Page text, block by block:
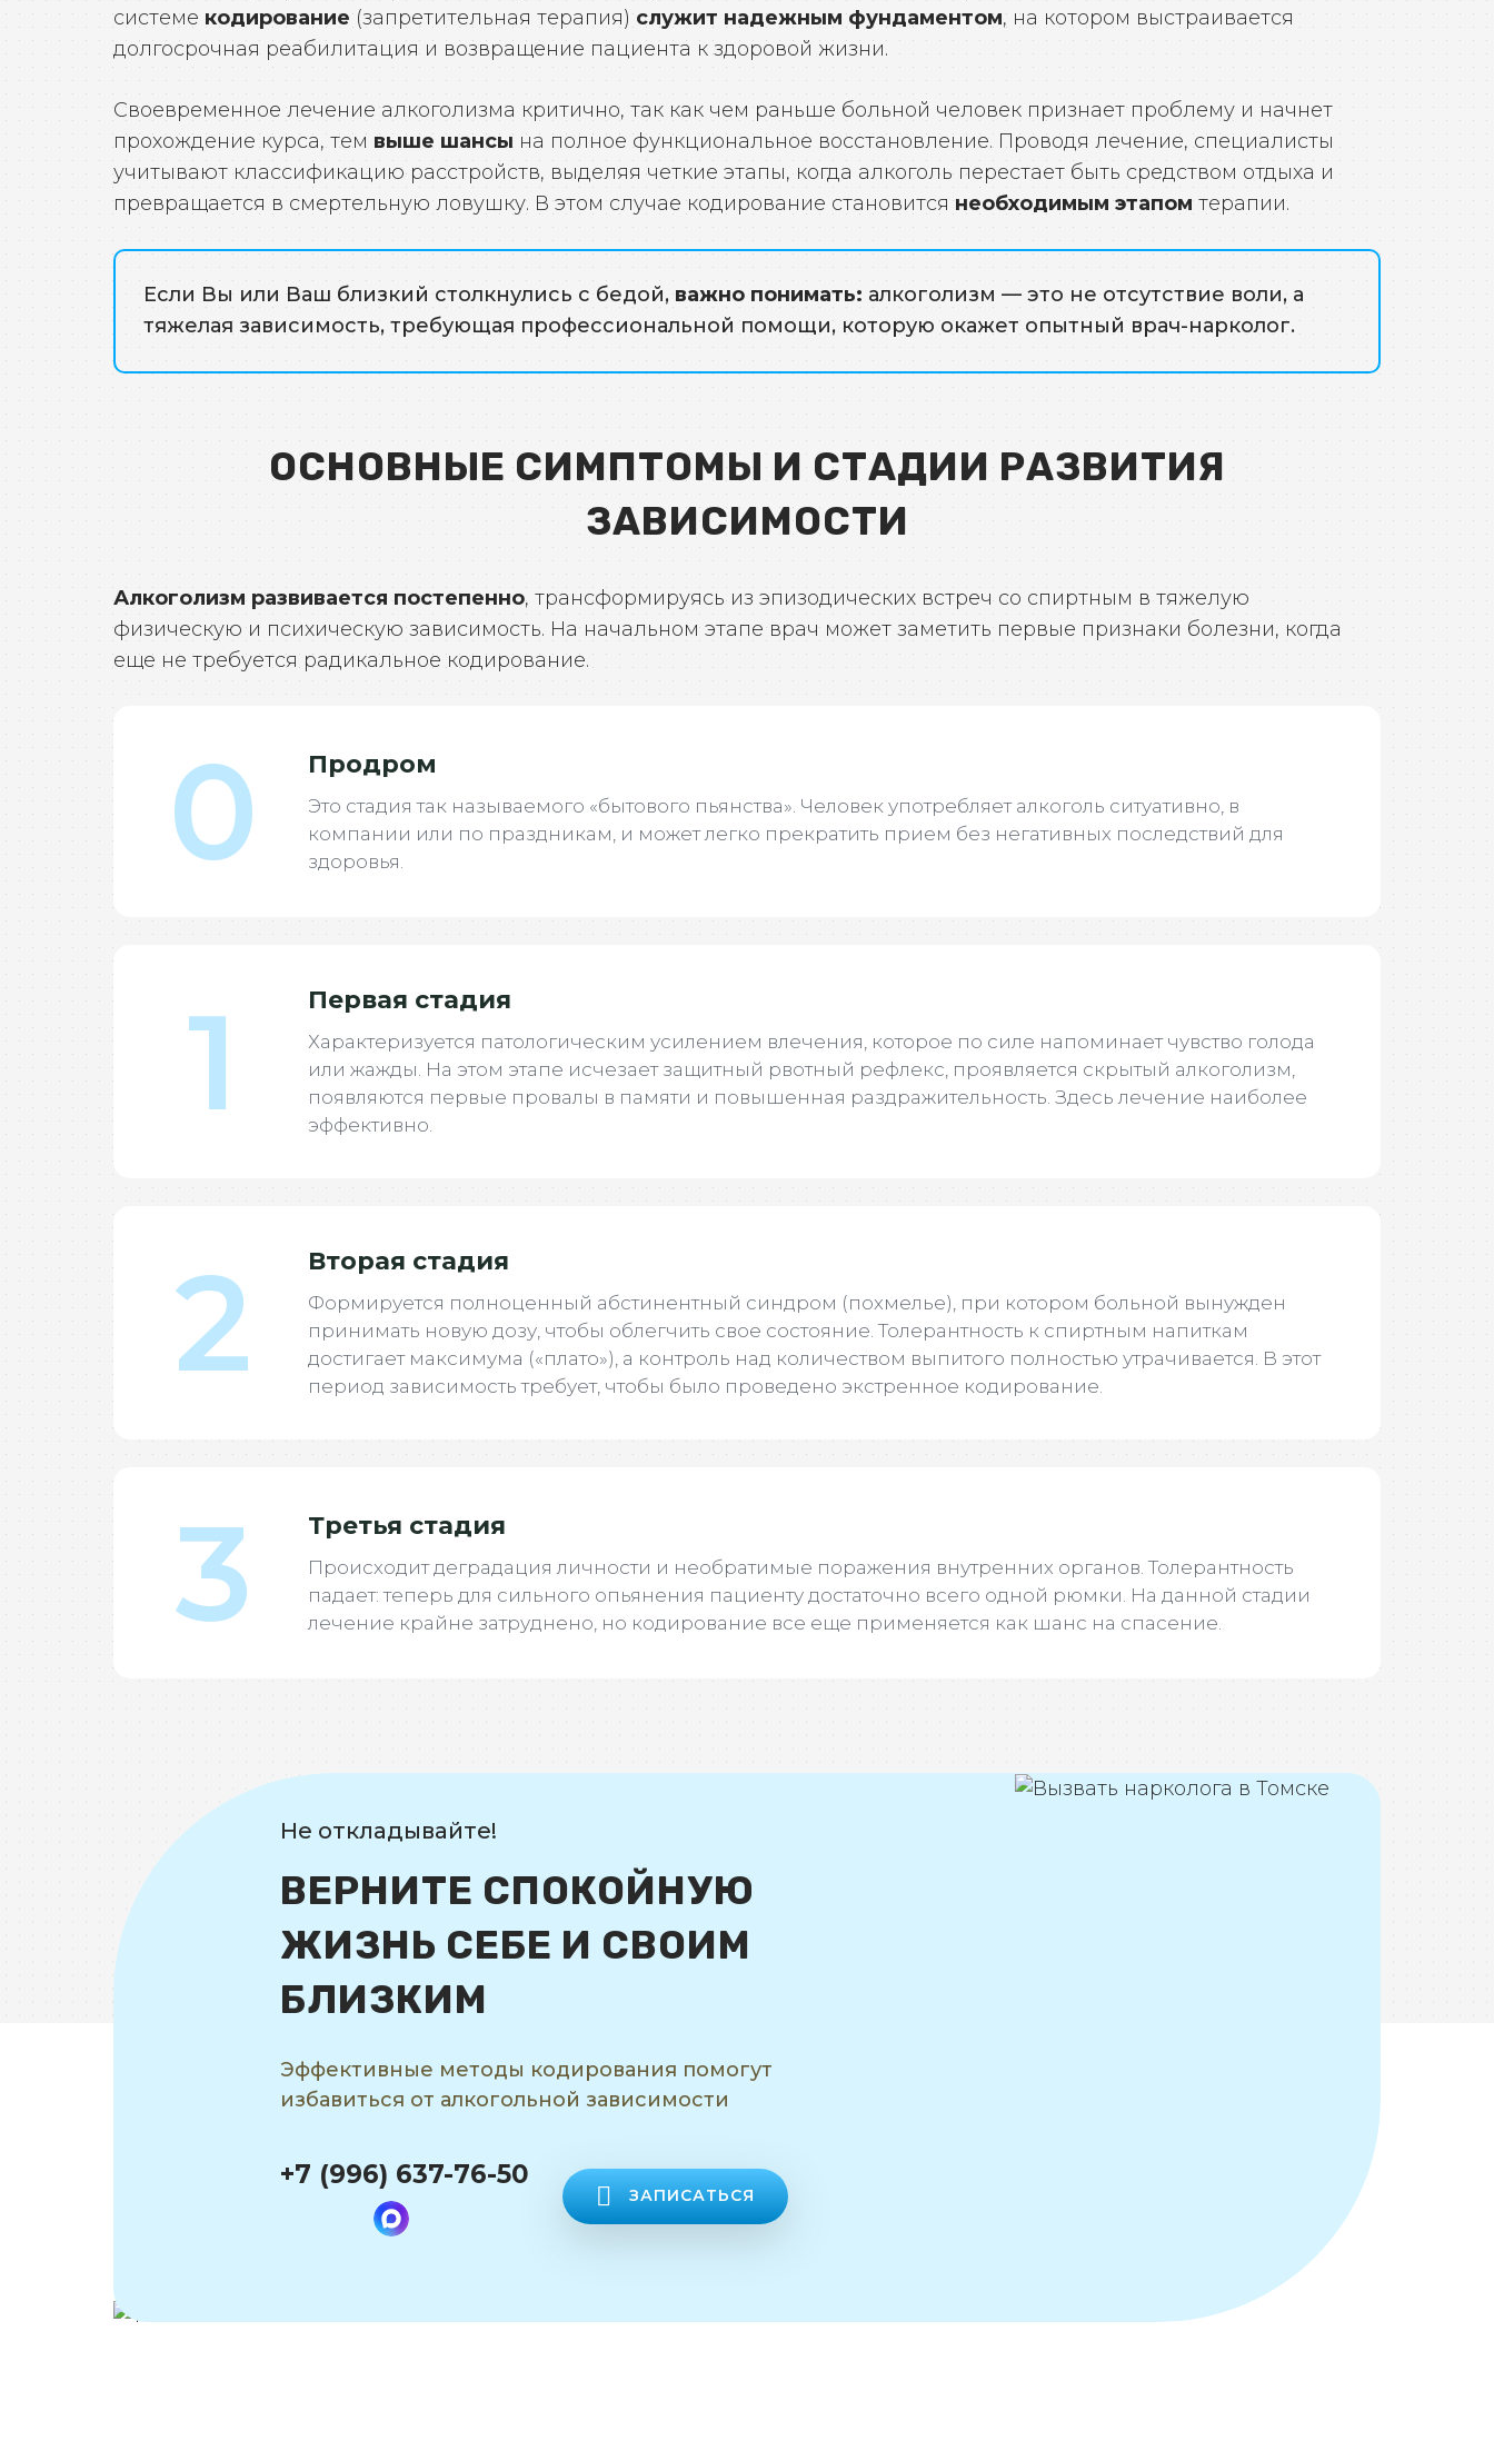
системе кодирование(запретительная терапия)служит надежным фундаментом, на котором выстраивается
долгосрочная реабилитация и возвращение пациента к здоровой жизни.
Своевременное лечение алкоголизма критично, так как чем раньше больной человек признает проблему и начнет
прохождение курса, тем выше шансы на полное функциональное восстановление. Проводя лечение, специалисты
учитывают классификацию расстройств, выделяя четкие этапы, когда алкоголь перестает быть средством отдыха и
превращается в смертельную ловушку. В этом случае кодирование становитсянеобходимым этапомтерапии.
Если Вы или Ваш близкий столкнулись с бедой,важно понимать: алкоголизм — это не отсутствие воли, а
тяжелая зависимость, требующая профессиональной помощи, которую окажет опытный врач-нарколог.
ОСНОВНЫЕ СИМПТОМЫ И СТАДИИ РАЗВИТИЯ
ЗАВИСИМОСТИ
Алкоголизм развивается постепенно, трансформируясь из эпизодических встреч со спиртным в тяжелую
физическую и психическую зависимость. На начальном этапе врач может заметить первые признаки болезни, когда
еще не требуется радикальное кодирование.
0 Продром
Это стадия так называемого «бытового пьянства». Человек употребляет алкоголь ситуативно, в
компании или по праздникам, и может легко прекратить прием без негативных последствий для
здоровья.
1 Первая стадия
Характеризуется патологическим усилением влечения, которое по силе напоминает чувство голода
или жажды. На этом этапе исчезает защитный рвотный рефлекс, проявляется скрытый алкоголизм,
появляются первые провалы в памяти и повышенная раздражительность. Здесь лечение наиболее
эффективно.
2 Вторая стадия
Формируется полноценный абстинентный синдром (похмелье), при котором больной вынужден
принимать новую дозу, чтобы облегчить свое состояние. Толерантность к спиртным напиткам
достигает максимума («плато»), а контроль над количеством выпитого полностью утрачивается. В этот
период зависимость требует, чтобы было проведено экстренное кодирование.
3 Третья стадия
Происходит деградация личности и необратимые поражения внутренних органов. Толерантность
падает: теперь для сильного опьянения пациенту достаточно всего одной рюмки. На данной стадии
лечение крайне затруднено, но кодирование все еще применяется как шанс на спасение.
Не откладывайте!
ВЕРНИТЕ СПОКОЙНУЮ
ЖИЗНЬ СЕБЕ И СВОИМ
БЛИЗКИМ
Эффективные методы кодирования помогут
избавиться от алкогольной зависимости
+7 (996) 637-76-50
ЗАПИСАТЬСЯ